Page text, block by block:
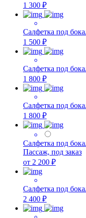
1 300 ₽
Салфетка под
1 500 ₽
Салфетка под
1 800 ₽
Салфетка под
1 800 ₽
Салфетка под
Пассаж, под заказ
от 2 200 ₽
Салфетка под
2 400 ₽